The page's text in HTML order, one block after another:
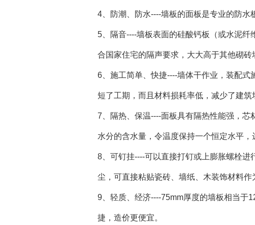
4、防潮、防水----墙板的面板是专业的防
5、隔音----墙板表面的硅酸钙板（或水泥
合国家住宅的隔声要求，大大高于其他砌砖
6、施工简单、快捷----墙体干作业，装配
短了工期，而且材料损耗率低，减少了建筑
7、隔热、保温----面板具有隔热性能强，
水分的含水量，令温度保持一个恒定水平
8、可钉挂----可以直接打钉或上膨胀螺栓
尘，可直接粘贴瓷砖、墙纸、木装饰材料作
9、轻质、经济----75mm厚度的墙板相当于
捷，造价更便宜。